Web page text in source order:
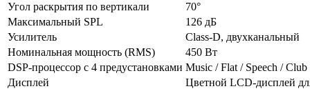
Угол раскрытия по вертикали
70°
Максимальный SPL
126 дБ
Усилитель
Class-D, двухканальный
Номинальная мощность (RMS)
450 Вт
DSP-процессор с 4 предустановками Music / Flat / Speech / Club
Дисплей
Цветной LCD-дисплей